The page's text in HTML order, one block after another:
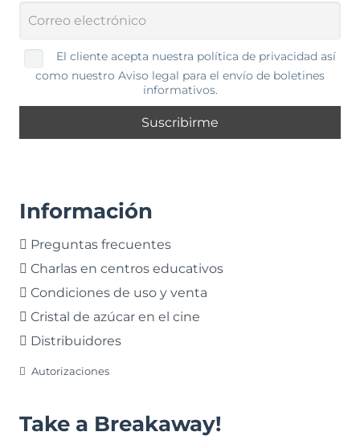
El cliente acepta nuestra política de privacidad así
como nuestro Aviso legal para el envío de boletines
informativos.
Información
Preguntas frecuentes
Charlas en centros educativos
Condiciones de uso y venta
Cristal de azúcar en el cine
Distribuidores
Autorizaciones
Take a Breakaway!